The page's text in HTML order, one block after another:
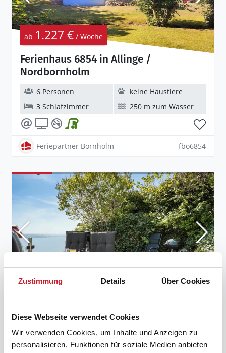
Zustimmung Details Über Cookies
Diese Webseite verwendet Cookies
Wir verwenden Cookies, um Inhalte und Anzeigen zu
personalisieren, Funktionen für soziale Medien anbieten
Ferienhaus 6854 in Allinge /
Nordbornholm
ab 1.227 € / Woche
6 Personen
keine Haustiere
3 Schlafzimmer
250 m zum Wasser
Feriepartner Bornholm fbo6854
Ferienhaus 4715 in Arnager /
Südbornholm
ab401 €
4 Personen
2 Haustiere
2 Schlafzimmer
10 m zum Wasser